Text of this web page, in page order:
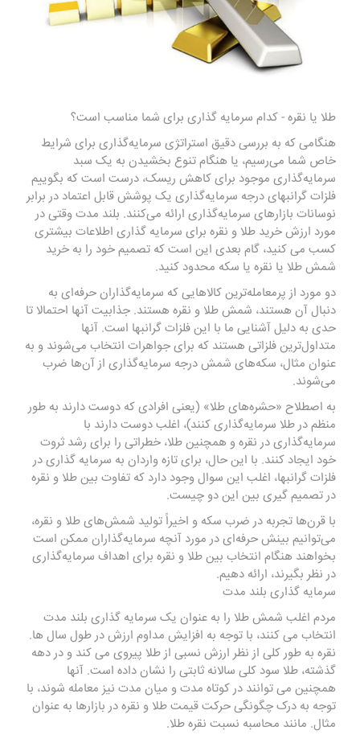
طلا یا نقره - کدام سرمایه گذاری برای شما مناسب است؟
هنگامی که به بررسی دقیق استراتژی سرمایه‌گذاری برای شرایط
خاص شما می‌رسیم، یا هنگام تنوع بخشیدن به یک سبد
سرمایه‌گذاری موجود برای کاهش ریسک، درست است که بگوییم
فلزات گرانبهای درجه سرمایه‌گذاری یک پوشش قابل اعتماد در برابر
نوسانات بازارهای سرمایه‌گذاری ارائه می‌کنند. بلند مدت وقتی در
مورد ارزش خرید طلا و نقره برای سرمایه گذاری اطلاعات بیشتری
کسب می کنید، گام بعدی این است که تصمیم خود را به خرید
شمش طلا یا نقره یا سکه محدود کنید.
دو مورد از پرمعامله‌ترین کالاهایی که سرمایه‌گذاران حرفه‌ای به
دنبال آن هستند، شمش طلا و نقره هستند. جذابیت آنها احتمالا تا
حدی به دلیل آشنایی ما با این فلزات گرانبها است. آنها
متداول‌ترین فلزاتی هستند که برای جواهرات انتخاب می‌شوند و به
عنوان مثال، سکه‌های شمش درجه سرمایه‌گذاری از آن‌ها ضرب
می‌شوند.
به اصطلاح «حشره‌های طلا» (یعنی افرادی که دوست دارند به طور
منظم در طلا سرمایه‌گذاری کنند)، اغلب دوست دارند با
سرمایه‌گذاری در نقره و همچنین طلا، خطراتی را برای رشد ثروت
خود ایجاد کنند. با این حال، برای تازه واردان به سرمایه گذاری در
فلزات گرانبها، اغلب این سوال وجود دارد که تفاوت بین طلا و نقره
در تصمیم گیری بین این دو چیست.
با قرن‌ها تجربه در ضرب سکه و اخیراً تولید شمش‌های طلا و نقره،
می‌توانیم بینش حرفه‌ای در مورد آنچه سرمایه‌گذاران ممکن است
بخواهند هنگام انتخاب بین طلا و نقره برای اهداف سرمایه‌گذاری
در نظر بگیرند، ارائه دهیم.
سرمایه گذاری بلند مدت
مردم اغلب شمش طلا را به عنوان یک سرمایه گذاری بلند مدت
انتخاب می کنند، با توجه به افزایش مداوم ارزش در طول سال ها.
نقره به طور کلی از نظر ارزش نسبی از طلا پیروی می کند و در دهه
گذشته، طلا سود کلی سالانه ثابتی را نشان داده است. آنها
همچنین می توانند در کوتاه مدت و میان مدت نیز معامله شوند، با
توجه به درک چگونگی حرکت قیمت طلا و نقره در بازارها به عنوان
مثال. مانند محاسبه نسبت نقره طلا.